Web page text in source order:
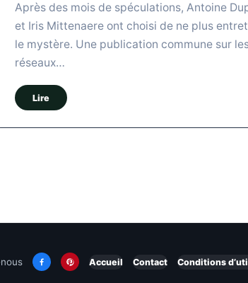
Après des mois de spéculations, Antoine
et Iris Mittenaere ont choisi de ne plus
le mystère. Une publication commune sur
réseaux…
Lire
Accueil Contact Conditions